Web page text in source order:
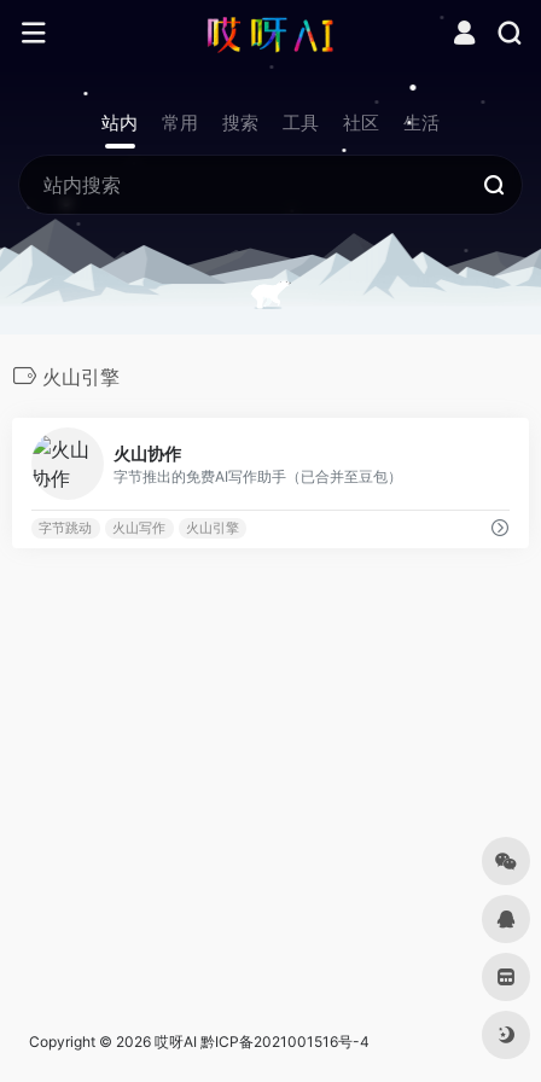
站内 常用 搜索 工具 社区 生活
火山引擎
火山协作
字节推出的免费AI写作助手（已合并至豆包）
字节跳动 火山写作 火山引擎
Copyright © 2026 哎呀AI 黔ICP备2021001516号-4